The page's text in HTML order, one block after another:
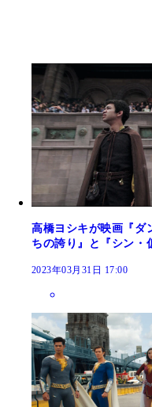
高橋ヨシキが映画『ダ
ちの誇り』と『シン・
2023年03月31日 17:00